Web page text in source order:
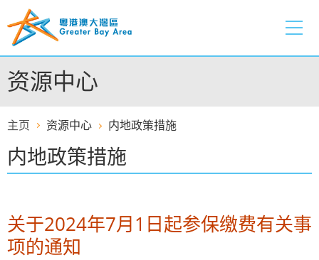
至
容
的
开
资源中心
主页 资源中心 内地政策措施
内地政策措施
关于2024年7月1日起参保缴费有关事
项的通知